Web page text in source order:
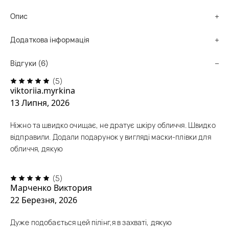
Опис
Додаткова інформація
Відгуки (6)
(5)
viktoriia.myrkina
13 Липня, 2026
Ніжно та швидко очищає, не дратує шкіру обличчя. Швидко
відправили. Додали подарунок у вигляді маски-плівки для
обличчя, дякую
(5)
Марченко Виктория
22 Березня, 2026
Дуже подобається цей пілінг,я в захваті, дякую